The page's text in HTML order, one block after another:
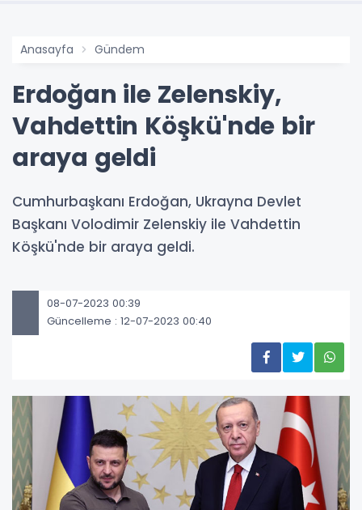
Anasayfa Gündem
Erdoğan ile Zelenskiy,
Vahdettin Köşkü'nde bir
araya geldi
Cumhurbaşkanı Erdoğan, Ukrayna Devlet
Başkanı Volodimir Zelenskiy ile Vahdettin
Köşkü'nde bir araya geldi.
08-07-2023 00:39
Güncelleme : 12-07-2023 00:40